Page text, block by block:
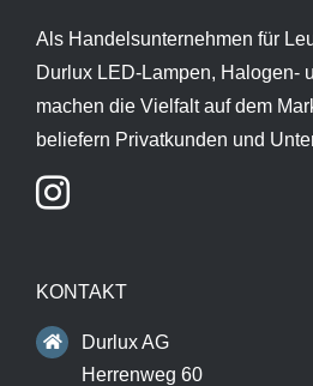
Als Handelsunternehmen für
Durlux LED-Lampen, Halogen-
machen die Vielfalt auf dem
beliefern Privatkunden und
KONTAKT
Durlux AG
Herrenweg 60